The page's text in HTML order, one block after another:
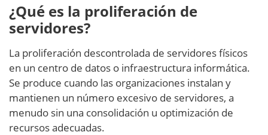
¿Qué es la proliferación de
servidores?
La proliferación descontrolada de servidores físicos
en un centro de datos o infraestructura informática.
Se produce cuando las organizaciones instalan y
mantienen un número excesivo de servidores, a
menudo sin una consolidación u optimización de
recursos adecuadas.